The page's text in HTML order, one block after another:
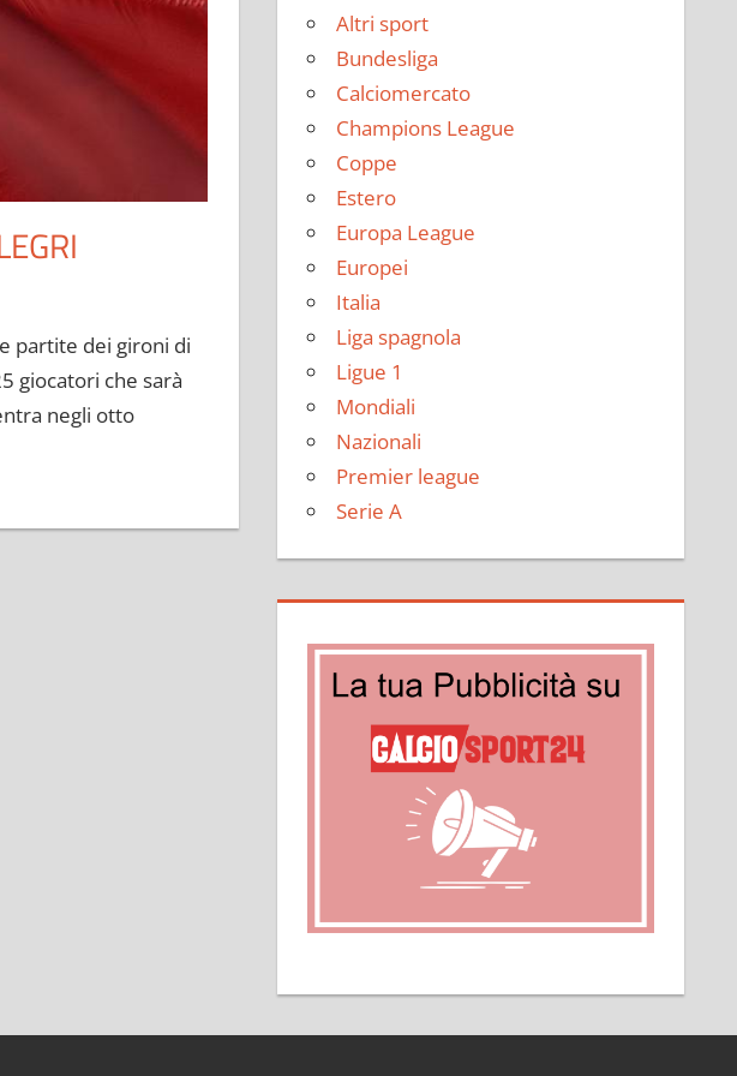
partite dei gironi di
giocatori che sarà
negli otto
Altri sport
Bundesliga
Calciomercato
Champions League
Coppe
Estero
Europa League
Europei
Italia
Liga spagnola
Ligue 1
Mondiali
Nazionali
Premier league
Serie A